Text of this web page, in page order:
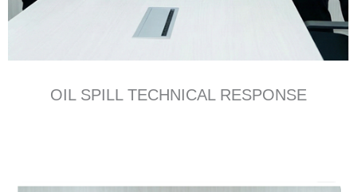
OIL SPILL TECHNICAL RESPONSE